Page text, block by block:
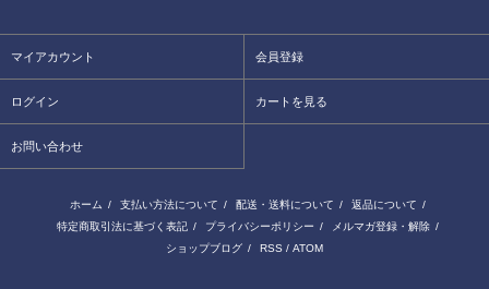
マイアカウント 会員登録
ログイン カートを見る
お問い合わせ
ホーム / 支払い方法について / 配送・送料について / 返品について /
特定商取引法に基づく表記 / プライバシーポリシー / メルマガ登録・解除 /
ショップブログ / RSS / ATOM